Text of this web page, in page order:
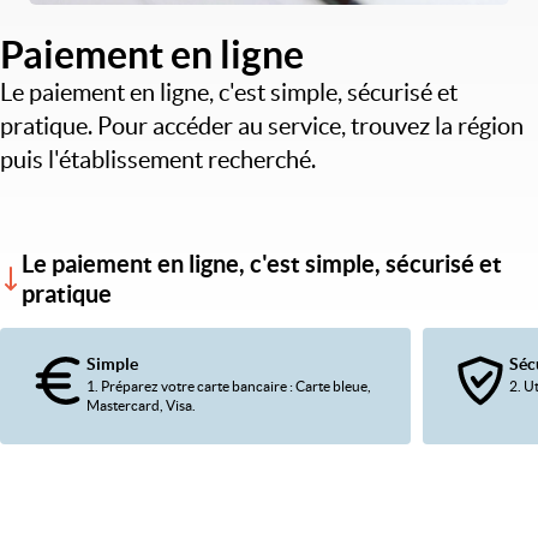
Paiement en ligne
Le paiement en ligne, c'est simple, sécurisé et
pratique. Pour accéder au service, trouvez la région
puis l'établissement recherché.
Le paiement en ligne, c'est simple, sécurisé et
pratique
Simple
1. Préparez votre carte bancaire : Carte bleue,
Mastercard, Visa.
2.